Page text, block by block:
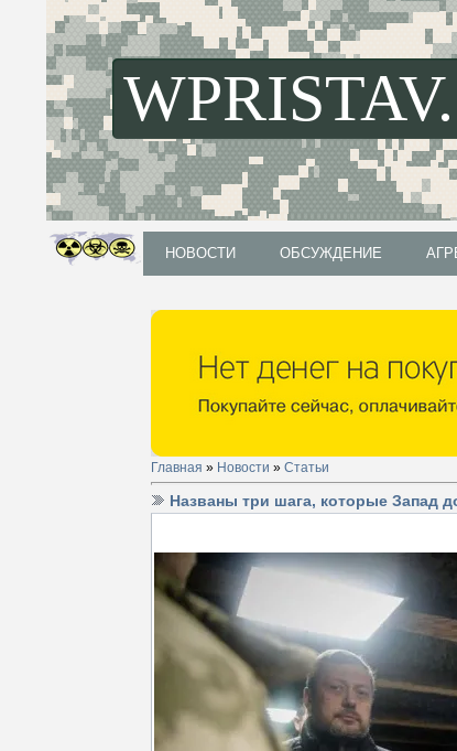
НОВОСТИ ОБСУЖДЕНИЕ
Главная » Новости » Статьи
Названы три шага, которые Запад